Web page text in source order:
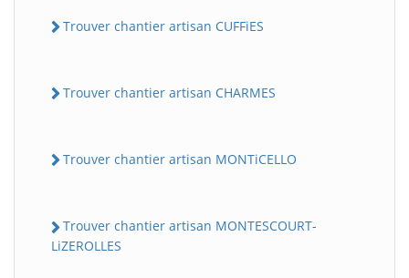
Trouver chantier artisan CUFFiES
Trouver chantier artisan CHARMES
Trouver chantier artisan MONTiCELLO
Trouver chantier artisan MONTESCOURT-
LiZEROLLES